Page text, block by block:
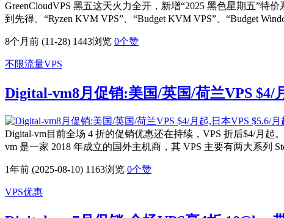
GreenCloudVPS 黑五这天火力全开，新增“2025 黑色星期五”
到先得。“Ryzen KVM VPS”、“Budget KVM VPS”、“Budget
8个月前 (11-28) 1443浏览 0个赞
不限流量VPS
Digital-vm8月促销:美国/英国/荷兰VPS $4/
Digital-vm目前全场 4 折的促销优惠还在持续，VPS 折后$4/月
vm 是一家 2018 年成立的国外主机商，其 VPS 主要有两大系列
1年前 (2025-08-10) 1163浏览 0个赞
VPS优惠